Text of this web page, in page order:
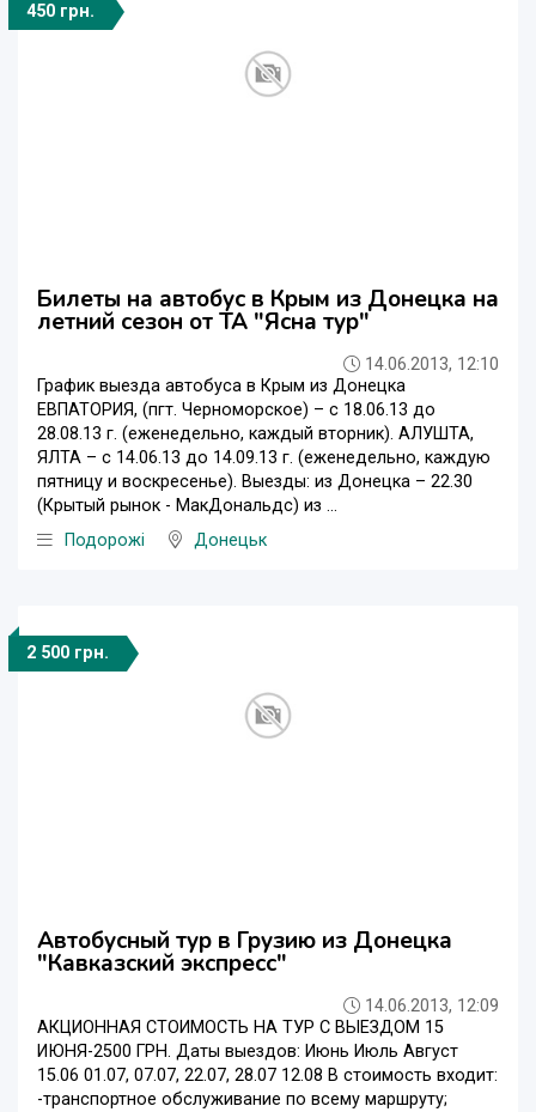
450 грн.
Билеты на автобус в Крым из Донецка на
летний сезон от ТА "Ясна тур"
14.06.2013, 12:10
График выезда автобуса в Крым из Донецка
ЕВПАТОРИЯ, (пгт. Черноморское) – с 18.06.13 до
28.08.13 г. (еженедельно, каждый вторник). АЛУШТА,
ЯЛТА – с 14.06.13 до 14.09.13 г. (еженедельно, каждую
пятницу и воскресенье). Выезды: из Донецка – 22.30
(Крытый рынок - МакДональдс) из ...
Подорожі
Донецьк
2 500 грн.
Автобусный тур в Грузию из Донецка
"Кавказский экспресс"
14.06.2013, 12:09
АКЦИОННАЯ СТОИМОСТЬ НА ТУР С ВЫЕЗДОМ 15
ИЮНЯ-2500 ГРН. Даты выездов: Июнь Июль Август
15.06 01.07, 07.07, 22.07, 28.07 12.08 В стоимость входит:
-транспортное обслуживание по всему маршруту;